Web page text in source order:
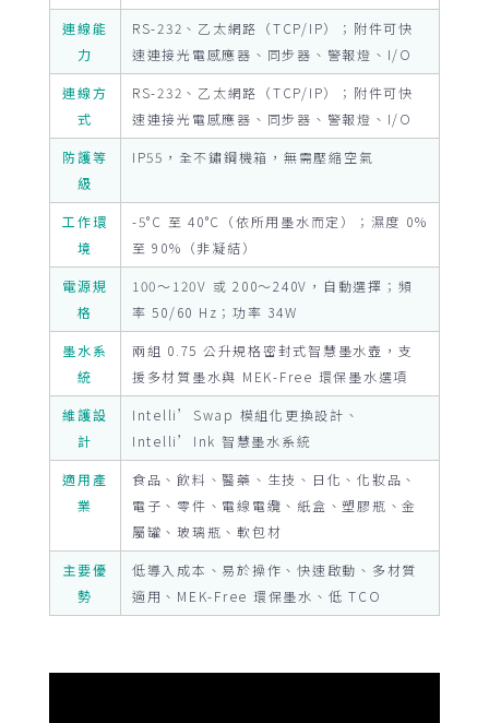
連線能
力
RS-232、乙太網路（TCP/IP）；附件可快
速連接光電感應器、同步器、警報燈、I/O
連線方
式
RS-232、乙太網路（TCP/IP）；附件可快
速連接光電感應器、同步器、警報燈、I/O
防護等
級
IP55，全不鏽鋼機箱，無需壓縮空氣
工作環
境
-5°C 至 40°C（依所用墨水而定）；濕度 0%
至 90%（非凝結）
電源規
格
100～120V 或 200～240V，自動選擇；頻
率 50/60 Hz；功率 34W
墨水系
統
兩組 0.75 公升規格密封式智慧墨水壺，支
援多材質墨水與 MEK-Free 環保墨水選項
維護設
計
Intelli’Swap 模組化更換設計、
Intelli’Ink 智慧墨水系統
適用產
業
食品、飲料、醫藥、生技、日化、化妝品、
電子、零件、電線電纜、紙盒、塑膠瓶、金
屬罐、玻璃瓶、軟包材
主要優
勢
低導入成本、易於操作、快速啟動、多材質
適用、MEK-Free 環保墨水、低 TCO